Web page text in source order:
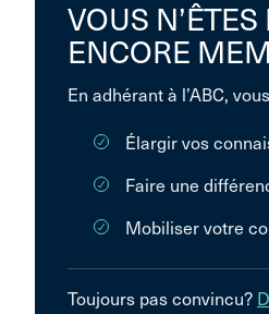
VOUS N’ÊTES
ENCORE
En adhérant à l’ABC,
Élargir vos
Faire une
Mobiliser votre
Toujours pas convincu?